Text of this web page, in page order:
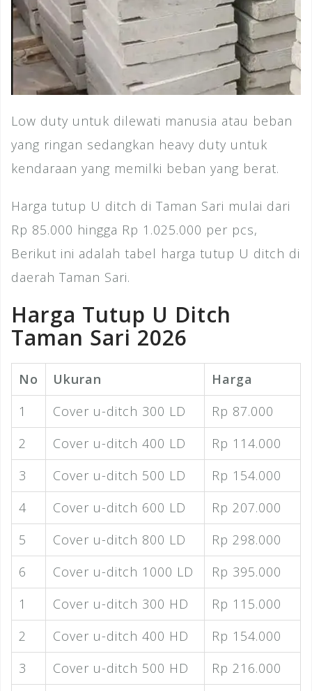
Low duty untuk dilewati manusia atau beban
yang ringan sedangkan heavy duty untuk
kendaraan yang memilki beban yang berat.
Harga tutup U ditch di Taman Sari mulai dari
Rp 85.000 hingga Rp 1.025.000 per pcs,
Berikut ini adalah tabel harga tutup U ditch di
daerah Taman Sari.
Harga Tutup U Ditch
Taman Sari 2026
No Ukuran
Harga
1
Cover u-ditch 300 LD
Rp 87.000
2
Cover u-ditch 400 LD
Rp 114.000
3
Cover u-ditch 500 LD
Rp 154.000
4
Cover u-ditch 600 LD
Rp 207.000
5
Cover u-ditch 800 LD
Rp 298.000
6
Cover u-ditch 1000 LD
Rp 395.000
1
Cover u-ditch 300 HD
Rp 115.000
2
Cover u-ditch 400 HD
Rp 154.000
3
Cover u-ditch 500 HD Rp 216.000